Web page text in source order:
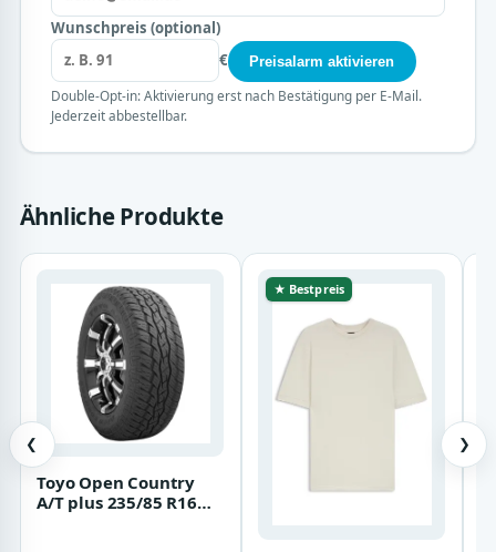
Wunschpreis (optional)
€
Preisalarm aktivieren
Double-Opt-in: Aktivierung erst nach Bestätigung per E-Mail.
Jederzeit abbestellbar.
Ähnliche Produkte
❮
Toyo Open Country
A/T plus 235/85 R16
★ Bestpreis
❯